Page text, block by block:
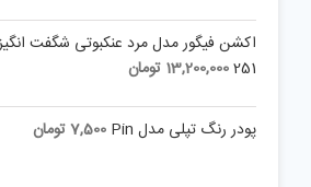
اکشن فیگور مدل مرد عنکبوتی شگفت
251
13,200,000 تومان
پودر رنگ تپلی مدل Pin 7,500تومان